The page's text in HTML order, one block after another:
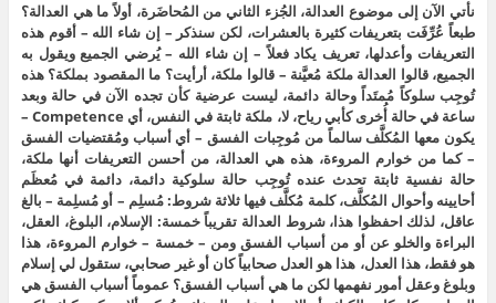
نأتي الآن إلى موضوع العدالة، الجُزء الثاني من المُحاضَرة، أولاً ما هي العدالة؟
طبعاً عُرِّفَت بتعريفات كثيرة بالعشرات، لكن سنذكر – إن شاء الله – أقوم هذه
التعريفات وأعدلها، تعريف يكاد فعلاً – إن شاء الله – يُرضي الجميع ويقول به
الجميع، قالوا العدالة ملكة مُعيَّنة – قالوا ملكة، أرأيت؟ ما المقصود بملكة؟ هذه
تُوجِب سلوكاً مُمتَداً وحالة دائمة، ليست عرضية كأن تجده الآن في حالة وبعد
ساعة في حالة أُخرى كأبي رياح، لا، ملكة ثابتة في النفس، أي Competence –
يكون معها المُكلَّف سالماً من مُوجِبات الفسق – أي أسباب ومُقتضيات الفسق
– كما من خوارم المروءة، هذه هي العدالة، من أحسن التعريفات أنها ملكة،
حالة نفسية ثابتة تحدث عنده تُوجِب حالة سلوكية دائمة، دائمة في مُعظَم
أحايينه وأحوال المُكلَّف، كلمة مُكلَّف فيها ثلاثة شروط: مُسلِم – أو مُسلِمة – بالغ
عاقل، لذلك احفظوا هذا، شروط العدالة تقريباً خمسة: الإسلام، البلوغ، العقل،
البراءة والخلو عن أو من أسباب الفسق ومن – خمسة – خوارم المروءة، هذا
هو فقط، هذا العدل، هذا هو العدل صحابياً كان أو غير صحابي، ستقول لي إسلام
وبلوغ وعقل أمور نفهمها لكن ما هي أسباب الفسق؟ عموماً أسباب الفسق هي